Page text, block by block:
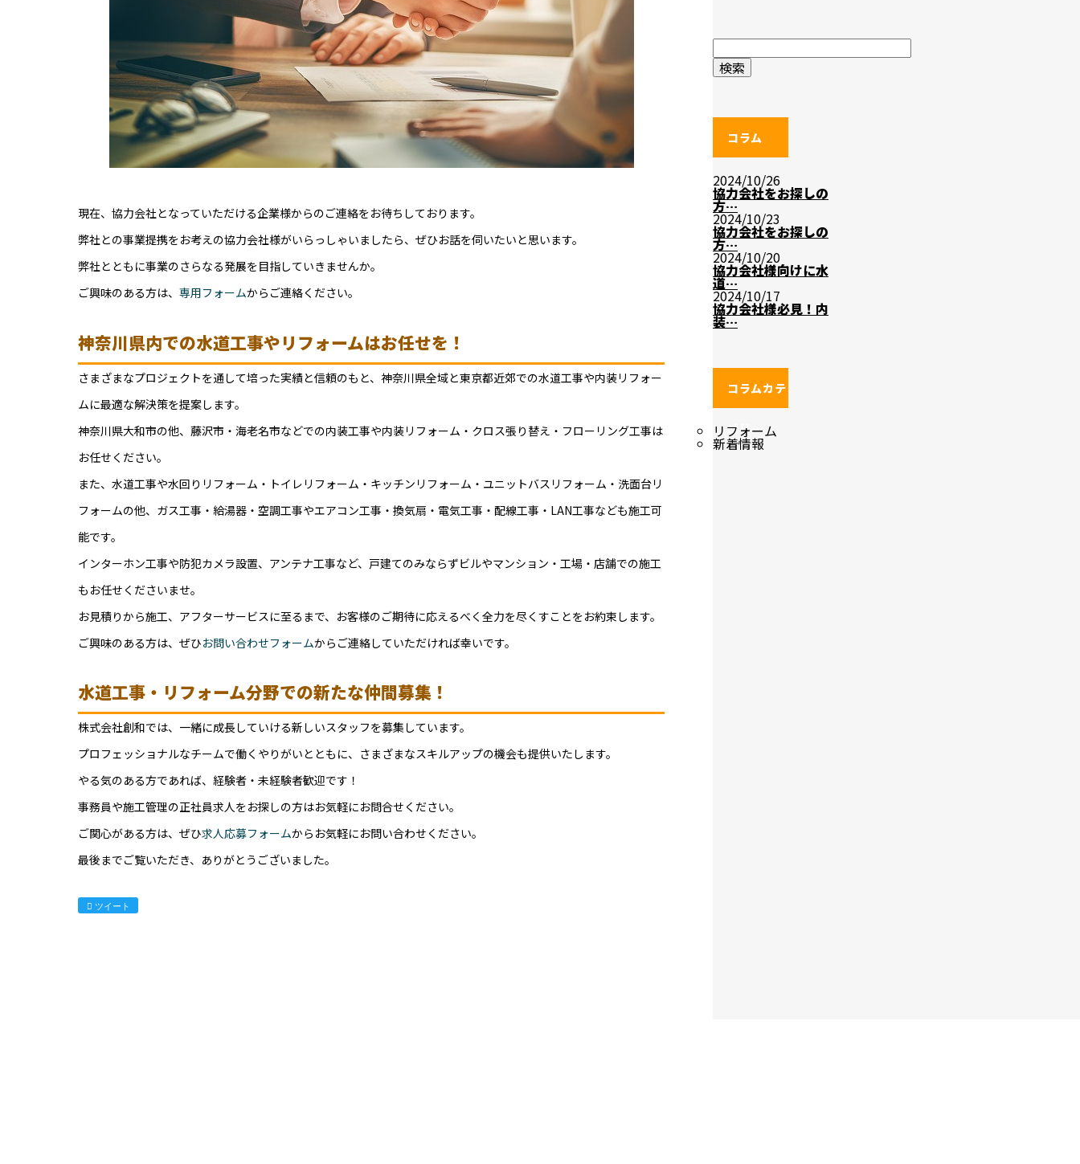
現在、協力会社となっていただける企業様からのご連絡をお待ちしております。
弊社との事業提携をお考えの協力会社様がいらっしゃいましたら、ぜひお話を伺いたいと思います。
弊社とともに事業のさらなる発展を目指していきませんか。
ご興味のある方は、 専用フォームからご連絡ください。
神奈川県内での水道工事やリフォームはお任せを！
さまざまなプロジェクトを通して培った実績と信頼のもと、神奈川県全域と東京都近郊での水道工事や内装リフォー
ムに最適な解決策を提案します。
神奈川県大和市の他、藤沢市・海老名市などでの内装工事や内装リフォーム・クロス張り替え・フローリング工事は
お任せください。
また、水道工事や水回りリフォーム・トイレリフォーム・キッチンリフォーム・ユニットバスリフォーム・洗面台リ
フォームの他、ガス工事・給湯器・空調工事やエアコン工事・換気扇・電気工事・配線工事・LAN工事なども施工可
能です。
インターホン工事や防犯カメラ設置、アンテナ工事など、戸建てのみならずビルやマンション・工場・店舗での施工
もお任せくださいませ。
お見積りから施工、アフターサービスに至るまで、お客様のご期待に応えるべく全力を尽くすことをお約束します。
ご興味のある方は、ぜひお問い合わせフォームからご連絡していただければ幸いです。
水道工事・リフォーム分野での新たな仲間募集！
株式会社創和では、一緒に成長していける新しいスタッフを募集しています。
プロフェッショナルなチームで働くやりがいとともに、さまざまなスキルアップの機会も提供いたします。
やる気のある方であれば、経験者・未経験者歓迎です！
事務員や施工管理の正社員求人をお探しの方はお気軽にお問合せください。
ご関心がある方は、ぜひ求人応募フォームからお気軽にお問い合わせください。
最後までご覧いただき、ありがとうございました。
ツイート
コラム
2024/10/26
協力会社をお探しの
方…
2024/10/23
協力会社をお探しの
方…
2024/10/20
協力会社様向けに水
道…
2024/10/17
協力会社様必見！内
装…
コラムカテ
ゴリ
リフォーム
新着情報